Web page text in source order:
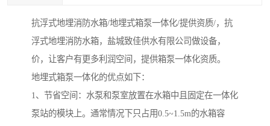
抗浮式地埋消防水箱/地埋式箱泵一体化/提供资质/，抗
浮式地埋消防水箱，盐城致佳供水有限公司做设备，
价，让客户有更多利润空间，提供箱泵一体化资质。
地埋式箱泵一体化的优点如下：
1、节省空间：水泵和泵室放置在水箱中且固定在一体化
泵站的模块上。通常情况下只占用0.5~1.5m的水箱容